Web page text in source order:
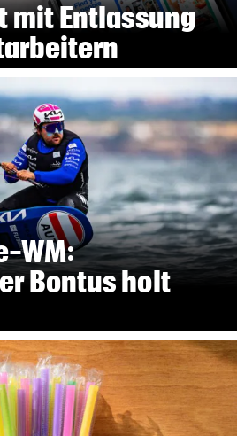
mit Entlassung
WM:
Bontus holt